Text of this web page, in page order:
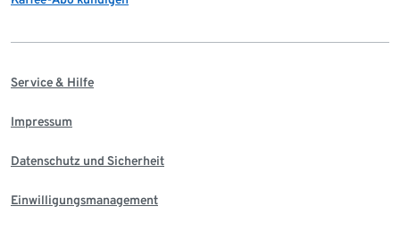
Service & Hilfe
Impressum
Datenschutz und Sicherheit
Einwilligungsmanagement